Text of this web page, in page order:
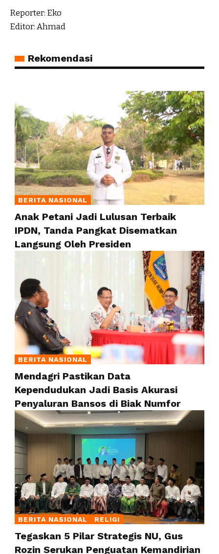
Reporter: Eko
Editor: Ahmad
Rekomendasi
BERITA NASIONAL
Anak Petani Jadi Lulusan Terbaik
IPDN, Tanda Pangkat Disematkan
Langsung Oleh Presiden
BERITA NASIONAL
Mendagri Pastikan Data
Kependudukan Jadi Basis Akurasi
Penyaluran Bansos di Biak Numfor
BERITA NASIONAL RELIGI
Tegaskan 5 Pilar Strategis NU, Gus
Rozin Serukan Penguatan Kemandirian